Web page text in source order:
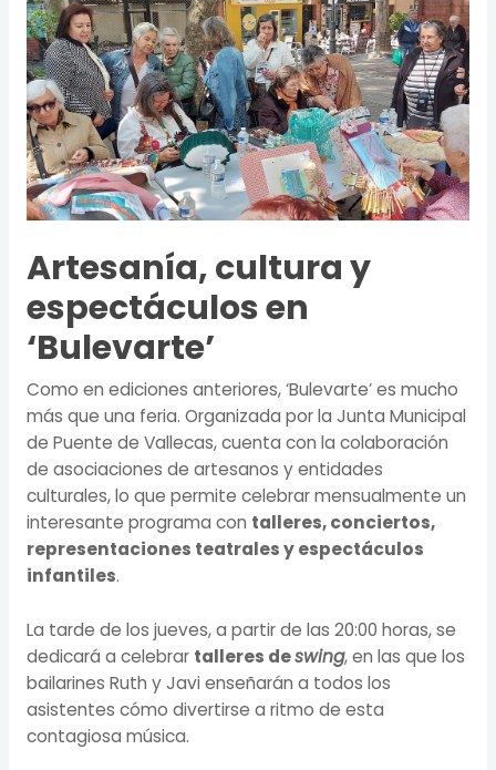
Artesanía, cultura y
espectáculos en
‘Bulevarte’
Como en ediciones anteriores, ‘Bulevarte’ es mucho
más que una feria. Organizada por la Junta Municipal
de Puente de Vallecas, cuenta con la colaboración
de asociaciones de artesanos y entidades
culturales, lo que permite celebrar mensualmente un
interesante programa con talleres, conciertos,
representaciones teatrales y espectáculos
infantiles.
La tarde de los jueves, a partir de las 20:00 horas, se
dedicará a celebrar talleres deswing, en las que los
bailarines Ruth y Javi enseñarán a todos los
asistentes cómo divertirse a ritmo de esta
contagiosa música.